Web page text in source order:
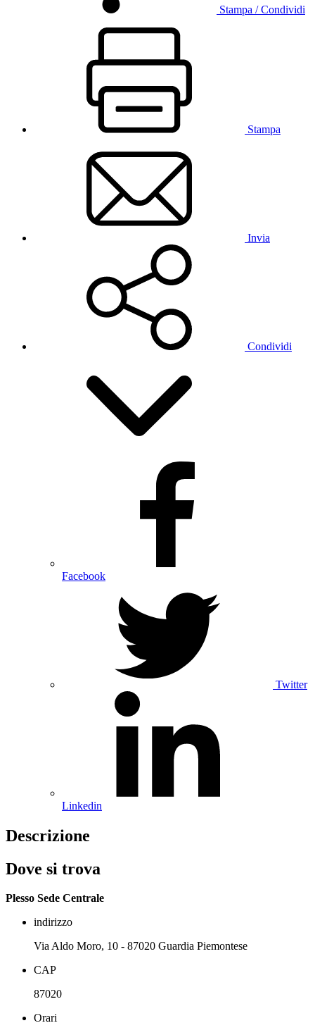
Stampa / Condividi
Stampa
Invia
Condividi
Facebook
Twitter
Linkedin
Descrizione
Dove si trova
Plesso Sede Centrale
indirizzo
Via Aldo Moro, 10 - 87020 Guardia Piemontese
CAP
87020
Orari